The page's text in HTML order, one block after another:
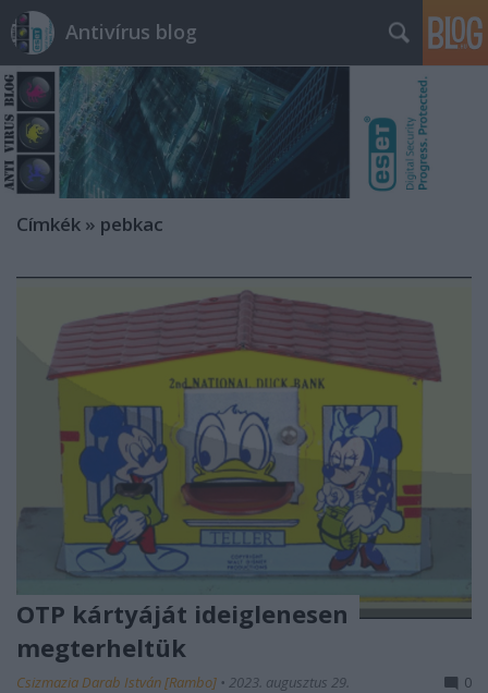
Antivírus blog
Címkék » pebkac
OTP kártyáját ideiglenesen
megterheltük
Csizmazia Darab István [Rambo] • 2023. augusztus 29. 0